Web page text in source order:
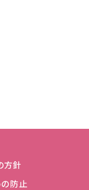
方針
防止